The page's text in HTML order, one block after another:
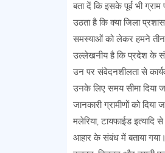
बता दें कि इसके पूर्व भी
उठता है कि क्या जिला
समस्याओं को लेकर हमने तीन
उल्लेखनीय है कि प्रदेश के
उन पर संवेदनशीलता से
उनके लिए समय सीमा दिया
जानकारी ग्रामीणों को दिया
मलेरिया, टायफाईड
आहार के संबंध में बताया गया।